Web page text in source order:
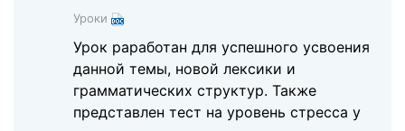
Уроки
Урок раработан для успешного усвоения
данной темы, новой лексики и
грамматических структур. Также
представлен тест на уровень стресса у